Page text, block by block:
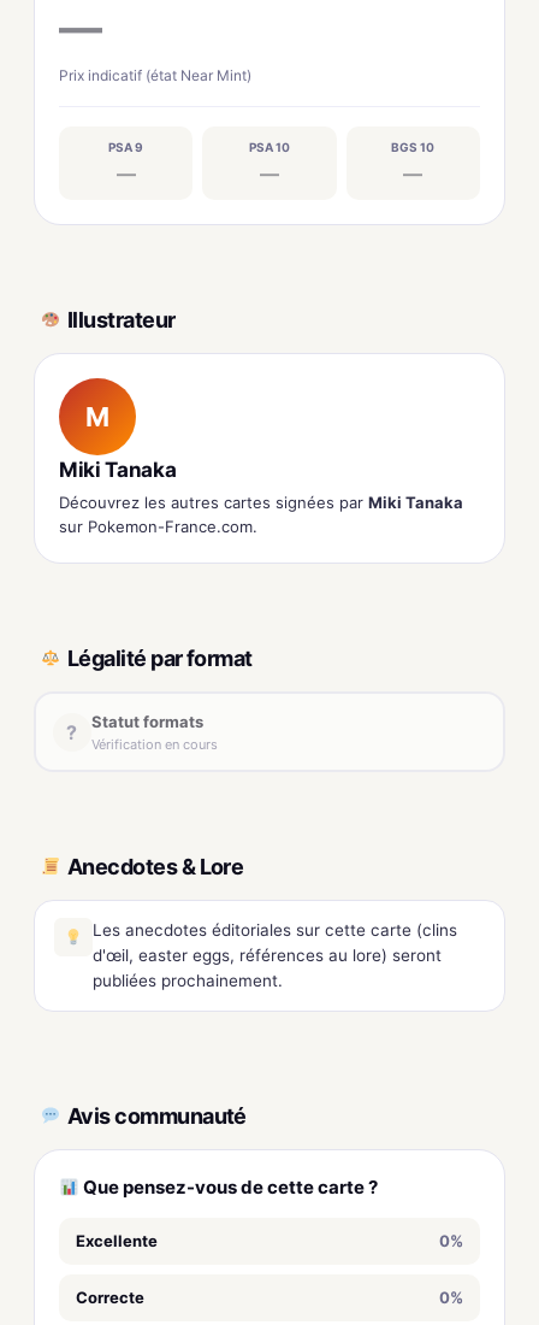
—
Prix indicatif (état Near Mint)
PSA 9
—
PSA 10
—
BGS 10
—
Illustrateur
M
Miki Tanaka
Découvrez les autres cartes signées par Miki Tanaka
sur Pokemon-France.com.
Légalité par format
? Statut formats
Vérification en cours
Anecdotes & Lore
Les anecdotes éditoriales sur cette carte (clins
d'œil, easter eggs, références au lore) seront
publiées prochainement.
Avis communauté
Que pensez-vous de cette carte ?
Excellente 0%
Correcte 0%